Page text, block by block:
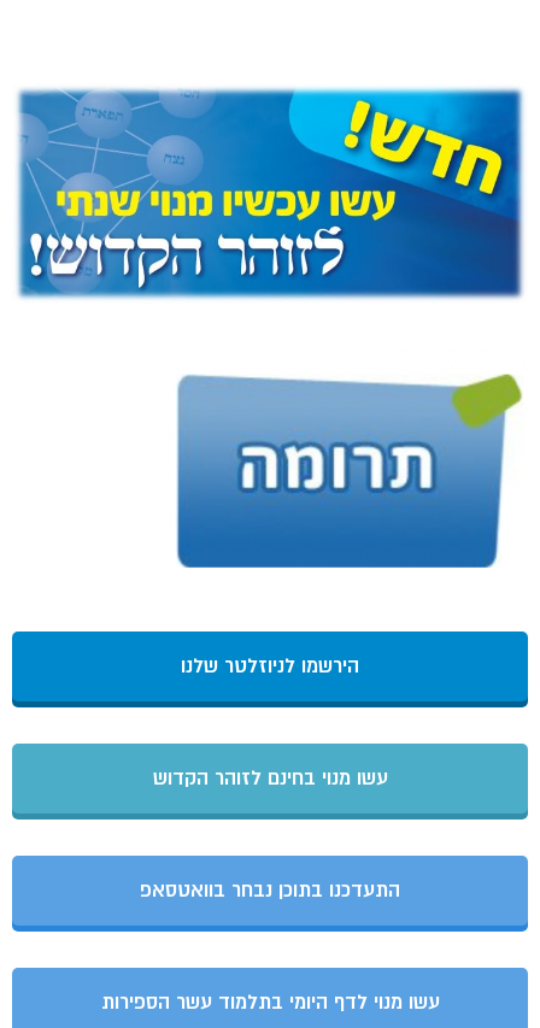
הירשמו לניוזלטר שלנו
עשו מנוי בחינם לזוהר הקדוש
התעדכנו בתוכן נבחר בוואטסאפ
עשו מנוי לדף היומי בתלמוד עשר הספירות